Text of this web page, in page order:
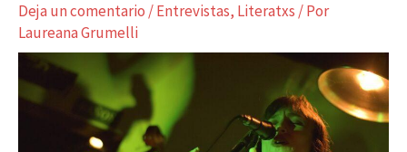
Deja un comentario /Entrevistas, Literatxs / Por
Laureana Grumelli